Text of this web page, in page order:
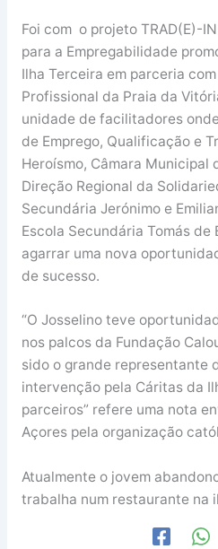
Foi com o projeto TRAD(E)-
para a Empregabilidade
Ilha Terceira em parceria
Profissional da Praia da
unidade de facilitadores
de Emprego, Qualificação e
Heroísmo, Câmara Municipal
Direção Regional da
Secundária Jerónimo e
Escola Secundária Tomás de
agarrar uma nova
de sucesso.
“O Josselino teve
nos palcos da Fundação
sido o grande representante
intervenção pela Cáritas da
parceiros” refere uma nota
Açores pela organização
Atualmente o jovem
trabalha num restaurante na